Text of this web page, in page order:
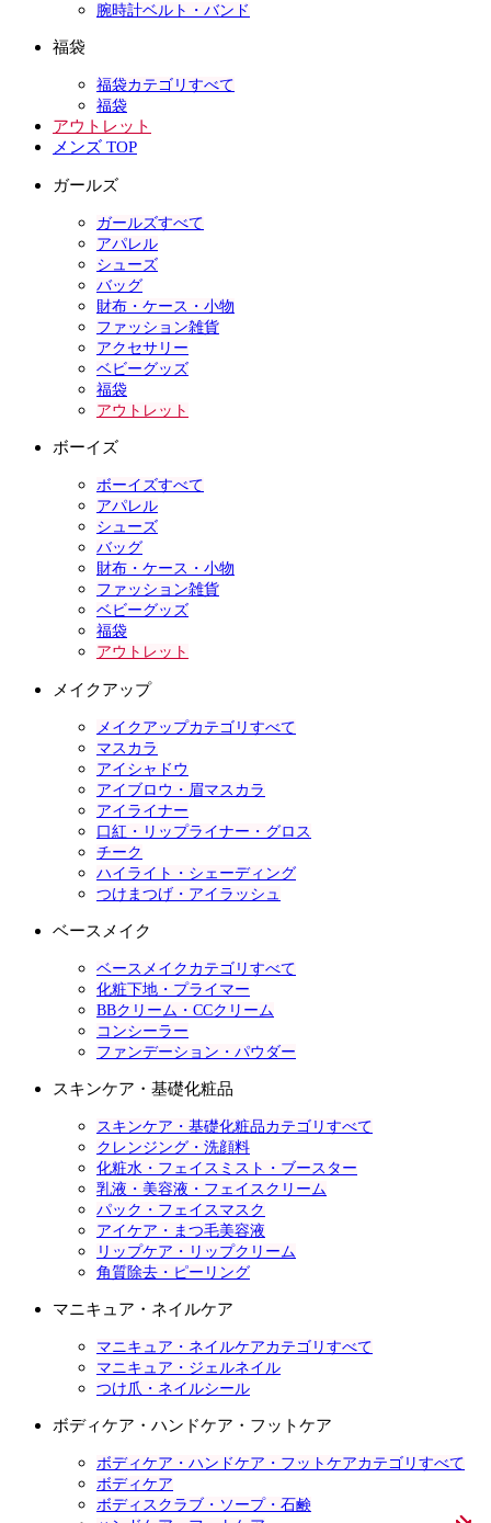
腕時計ベルト・バンド
福袋
福袋カテゴリすべて
福袋
アウトレット
メンズ TOP
ガールズ
ガールズすべて
アパレル
シューズ
バッグ
財布・ケース・小物
ファッション雑貨
アクセサリー
ベビーグッズ
福袋
アウトレット
ボーイズ
ボーイズすべて
アパレル
シューズ
バッグ
財布・ケース・小物
ファッション雑貨
ベビーグッズ
福袋
アウトレット
メイクアップ
メイクアップカテゴリすべて
マスカラ
アイシャドウ
アイブロウ・眉マスカラ
アイライナー
口紅・リップライナー・グロス
チーク
ハイライト・シェーディング
つけまつげ・アイラッシュ
ベースメイク
ベースメイクカテゴリすべて
化粧下地・プライマー
BBクリーム・CCクリーム
コンシーラー
ファンデーション・パウダー
スキンケア・基礎化粧品
スキンケア・基礎化粧品カテゴリすべて
クレンジング・洗顔料
化粧水・フェイスミスト・ブースター
乳液・美容液・フェイスクリーム
パック・フェイスマスク
アイケア・まつ毛美容液
リップケア・リップクリーム
角質除去・ピーリング
マニキュア・ネイルケア
マニキュア・ネイルケアカテゴリすべて
マニキュア・ジェルネイル
つけ爪・ネイルシール
ボディケア・ハンドケア・フットケア
ボディケア・ハンドケア・フットケアカテゴリすべて
ボディケア
ボディスクラブ・ソープ・石鹸